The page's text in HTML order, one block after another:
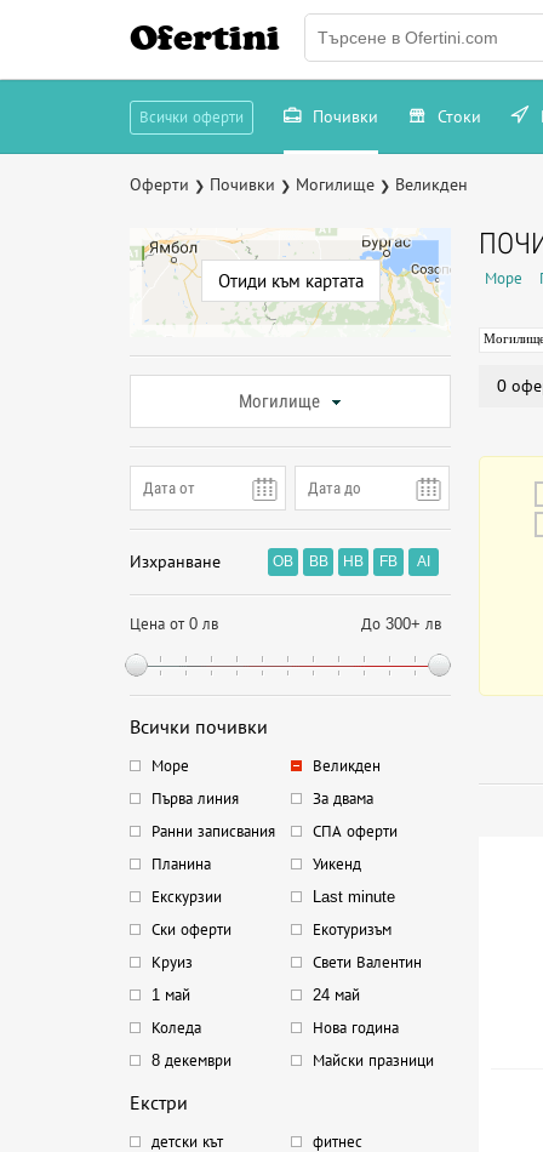
Ofertini
Всички оферти Почивки Стоки
Оферти ❯ Почивки ❯ Могилище ❯ Великден
Отиди към картата
Могилище
Изхранване OB BB HB FB AI
Цена от 0 лв До 300+ лв
Всички почивки
Море
Великден
Първа линия
За двама
Ранни записвания
СПА оферти
Планина
Уикенд
Екскурзии
Last minute
Ски оферти
Екотуризъм
Круиз
Свети Валентин
1 май
24 май
Коледа
Нова година
8 декември
Майски празници
Екстри
детски кът
фитнес
Море
0